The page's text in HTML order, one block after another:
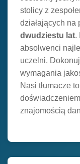
stolicy z
działających na
dwudziestu lat.
absolwenci
uczelni.
wymagania
Nasi tłumacze
znajomością